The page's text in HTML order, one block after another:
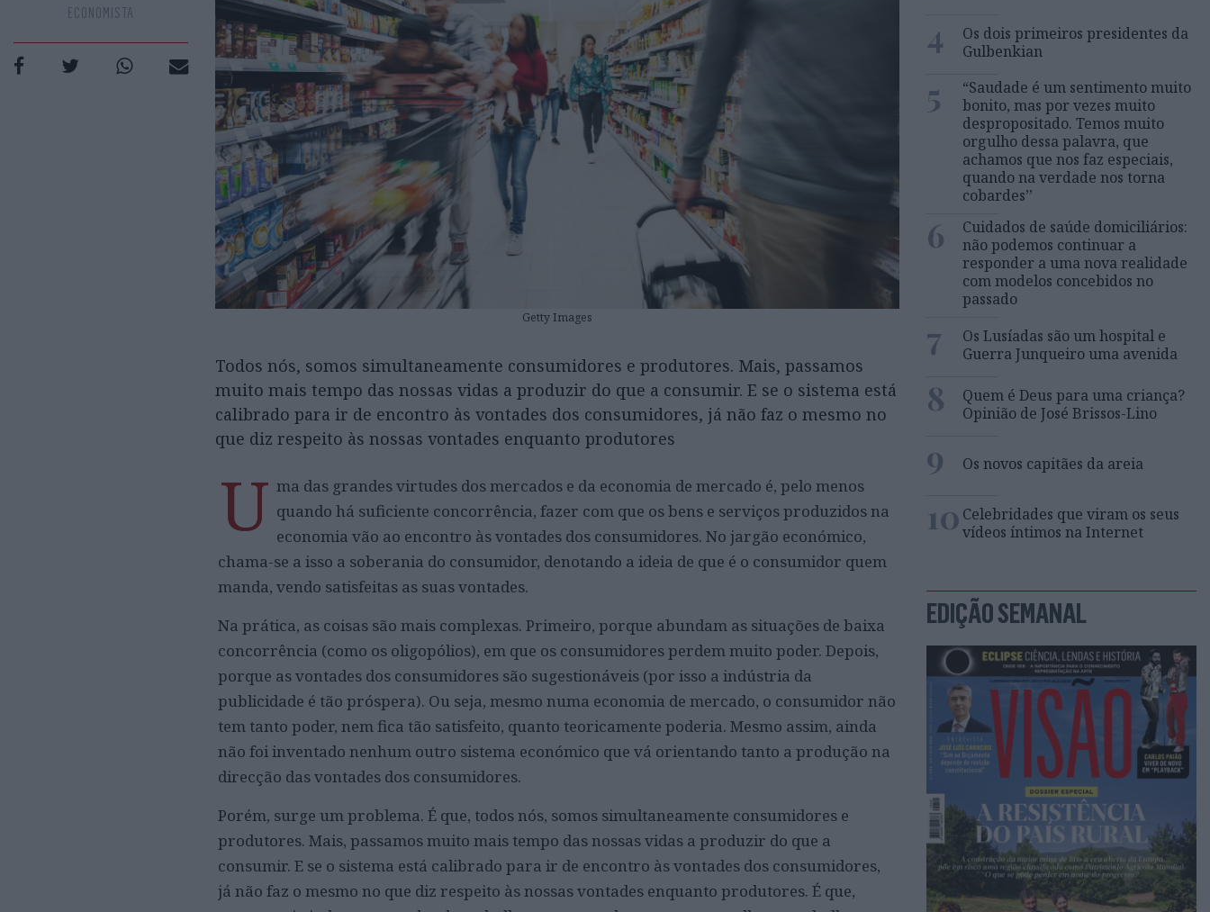
ECONOMISTA
Getty Images
Todos nós, somos simultaneamente consumidores e produtores. Mais, passamos
muito mais tempo das nossas vidas a produzir do que a consumir. E se o sistema está
calibrado para ir de encontro às vontades dos consumidores, já não faz o mesmo no
que diz respeito às nossas vontades enquanto produtores
U ma das grandes virtudes dos mercados e da economia de mercado é, pelo menos
quando há suficiente concorrência, fazer com que os bens e serviços produzidos na
economia vão ao encontro às vontades dos consumidores. No jargão económico,
chama-se a isso a soberania do consumidor, denotando a ideia de que é o consumidor quem
manda, vendo satisfeitas as suas vontades.
Na prática, as coisas são mais complexas. Primeiro, porque abundam as situações de baixa
concorrência (como os oligopólios), em que os consumidores perdem muito poder. Depois,
porque as vontades dos consumidores são sugestionáveis (por isso a indústria da
publicidade é tão próspera). Ou seja, mesmo numa economia de mercado, o consumidor não
tem tanto poder, nem fica tão satisfeito, quanto teoricamente poderia. Mesmo assim, ainda
não foi inventado nenhum outro sistema económico que vá orientando tanto a produção na
direcção das vontades dos consumidores.
Porém, surge um problema. É que, todos nós, somos simultaneamente consumidores e
produtores. Mais, passamos muito mais tempo das nossas vidas a produzir do que a
consumir. E se o sistema está calibrado para ir de encontro às vontades dos consumidores,
já não faz o mesmo no que diz respeito às nossas vontades enquanto produtores. É que,
4
Os dois primeiros presidentes da
Gulbenkian
5
“Saudade é um sentimento muito
bonito, mas por vezes muito
despropositado. Temos muito
orgulho dessa palavra, que
achamos que nos faz especiais,
quando na verdade nos torna
cobardes’’
6
Cuidados de saúde domiciliários:
não podemos continuar a
responder a uma nova realidade
com modelos concebidos no
passado
7
Os Lusíadas são um hospital e
Guerra Junqueiro uma avenida
8
Quem é Deus para uma criança?
Opinião de José Brissos-Lino
9 Os novos capitães da areia
10 Celebridades que viram os seus
vídeos íntimos na Internet
EDIÇÃO SEMANAL